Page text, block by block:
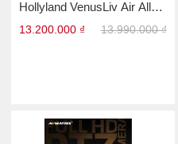
Hollyland VenusLiv Air All-
in-One
13.200.000 ₫ 13.990.000 ₫